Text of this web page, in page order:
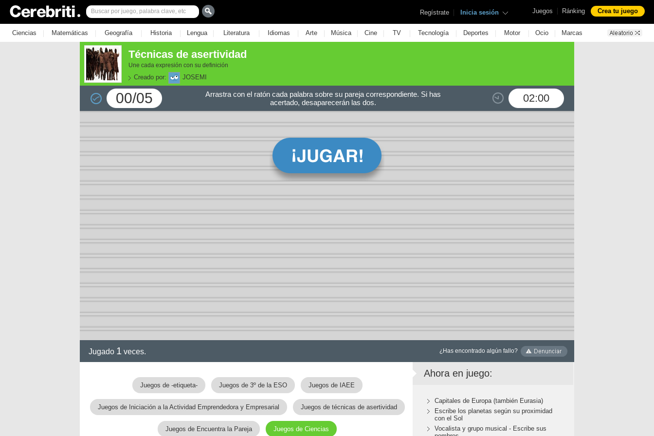
Juegos | Ránking Crea tu juego
Regístrate | Inicia sesión
Ciencias | Matemáticas | Geografía | Historia | Lengua | Literatura | Idiomas | Arte | Música | Cine | TV | Tecnología | Deportes | Motor | Ocio | Marcas
Técnicas de asertividad
Une cada expresión con su definición
Creado por: JOSEMI
00/05 02:00
Arrastra con el ratón cada palabra sobre su pareja correspondiente. Si has
acertado, desaparecerán las dos.
Jugado 1 veces. ¿Has encontrado algún fallo?
Juegos de -etiqueta- Juegos de 3º de la ESO Juegos de IAEE
Juegos de Iniciación a la Actividad Emprendedora y Empresarial Juegos de técnicas de asertividad
Juegos de Encuentra la Pareja Juegos de Ciencias
Ahora en juego:
Capitales de Europa (también Eurasia)
Escribe los planetas según su proximidad
con el Sol
Vocalista y grupo musical - Escribe sus